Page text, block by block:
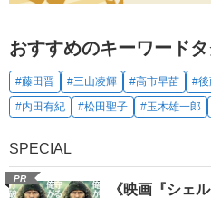
おすすめのキーワード
#藤田晋 #三山凌輝 #高市早苗 #
#内田有紀
#松田聖子 #玉木雄一郎
SPECIAL
PR
《映画『シェ